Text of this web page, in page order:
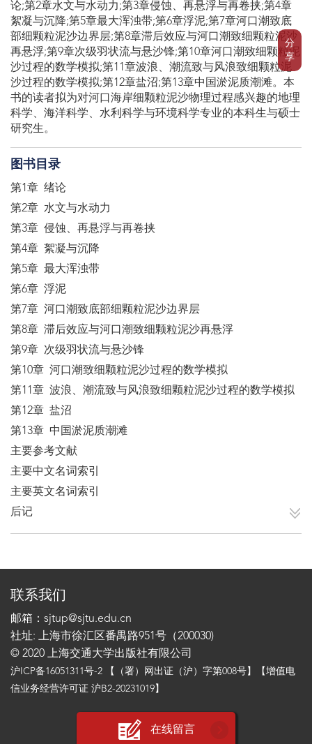
分
享
论;第2章水文与水动力;第3章侵蚀、再悬浮与再卷挟;第4章
絮凝与沉降;第5章最大浑浊带;第6章浮泥;第7章河口潮致底
部细颗粒泥沙边界层;第8章滞后效应与河口潮致细颗粒泥沙
再悬浮;第9章次级羽状流与悬沙锋;第10章河口潮致细颗粒泥
沙过程的数学模拟;第11章波浪、潮流致与风浪致细颗粒泥
沙过程的数学模拟;第12章盐沼;第13章中国淤泥质潮滩。本
书的读者拟为对河口海岸细颗粒泥沙物理过程感兴趣的地理
科学、海洋科学、水利科学与环境科学专业的本科生与硕士
研究生。
图书目录
第1章 绪论
第2章 水文与水动力
第3章 侵蚀、再悬浮与再卷挟
第4章 絮凝与沉降
第5章 最大浑浊带
第6章 浮泥
第7章 河口潮致底部细颗粒泥沙边界层
第8章 滞后效应与河口潮致细颗粒泥沙再悬浮
第9章 次级羽状流与悬沙锋
第10章 河口潮致细颗粒泥沙过程的数学模拟
第11章 波浪、潮流致与风浪致细颗粒泥沙过程的数学模拟
第12章 盐沼
第13章 中国淤泥质潮滩
主要参考文献
主要中文名词索引
主要英文名词索引
后记
联系我们
邮箱：sjtup@sjtu.edu.cn
社址: 上海市徐汇区番禺路951号（200030)
© 2020 上海交通大学出版社有限公司
沪ICP备16051311号-2 【（署）网出证（沪）字第008号】【增值电
信业务经营许可证 沪B2-20231019】
在线留言